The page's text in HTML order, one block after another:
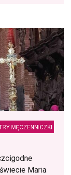
MĘCZENNICZKI
Maria